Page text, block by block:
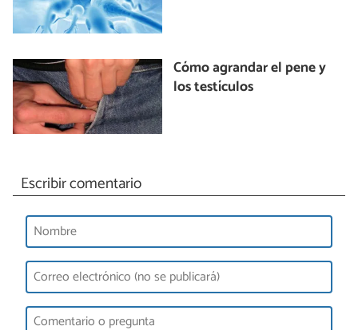
Cómo agrandar el pene y
los testículos
Escribir comentario